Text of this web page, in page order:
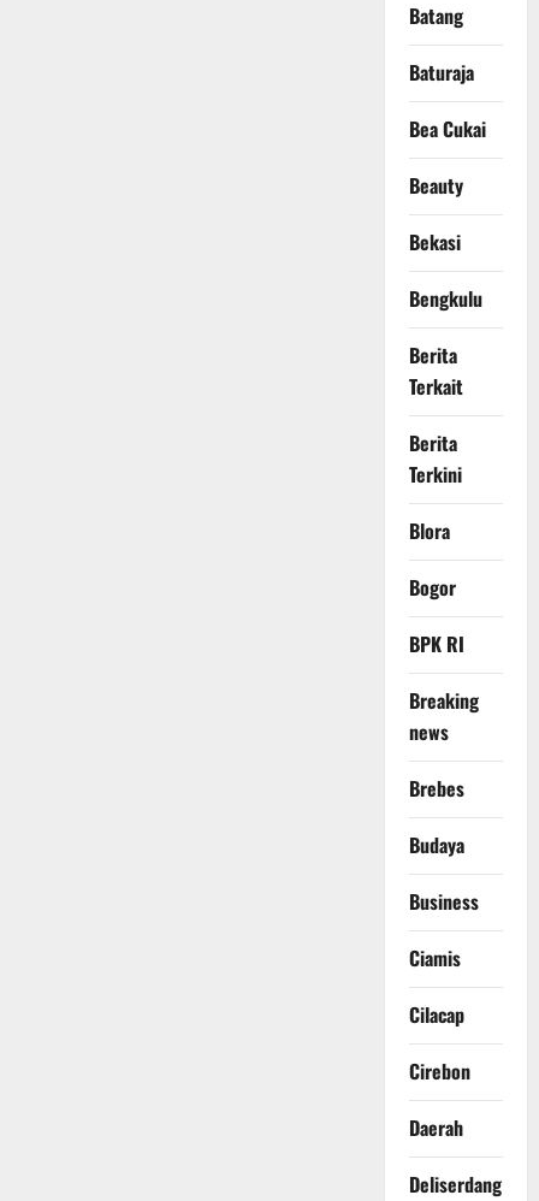
Batang
Baturaja
Bea Cukai
Beauty
Bekasi
Bengkulu
Berita
Terkait
Berita
Terkini
Blora
Bogor
BPK RI
Breaking
news
Brebes
Budaya
Business
Ciamis
Cilacap
Cirebon
Daerah
Deliserdang